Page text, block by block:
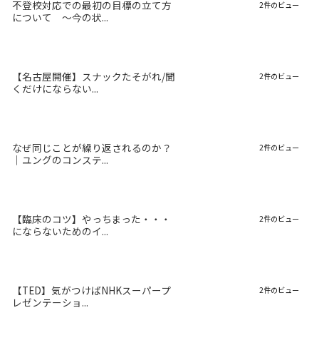
不登校対応での最初の目標の立て方
について 〜今の状...
2件のビュー
【名古屋開催】スナックたそがれ/聞
くだけにならない...
2件のビュー
なぜ同じことが繰り返されるのか？
｜ユングのコンステ...
2件のビュー
【臨床のコツ】やっちまった・・・
にならないためのイ...
2件のビュー
【TED】気がつけばNHKスーパープ
レゼンテーショ...
2件のビュー